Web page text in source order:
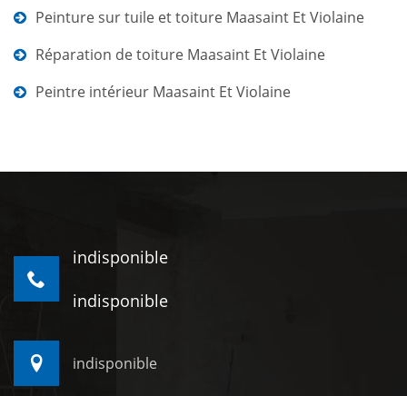
Peinture sur tuile et toiture Maasaint Et Violaine
Réparation de toiture Maasaint Et Violaine
Peintre intérieur Maasaint Et Violaine
indisponible
indisponible
indisponible